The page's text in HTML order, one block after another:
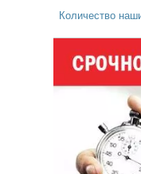
Количество